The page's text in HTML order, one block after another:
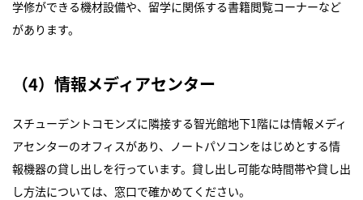
学修ができる機材設備や、留学に関係する書籍閲覧コーナーなど
があります。
（4）情報メディアセンター
スチューデントコモンズに隣接する智光館地下1階には情報メディ
アセンターのオフィスがあり、ノートパソコンをはじめとする情
報機器の貸し出しを行っています。貸し出し可能な時間帯や貸し出
し方法については、窓口で確かめてください。